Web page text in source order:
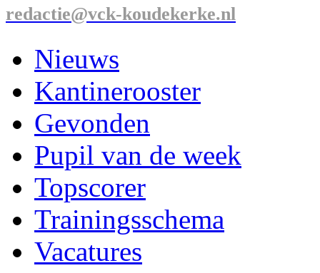
redactie@vck-koudekerke.nl
Nieuws
Kantinerooster
Gevonden
Pupil van de week
Topscorer
Trainingsschema
Vacatures